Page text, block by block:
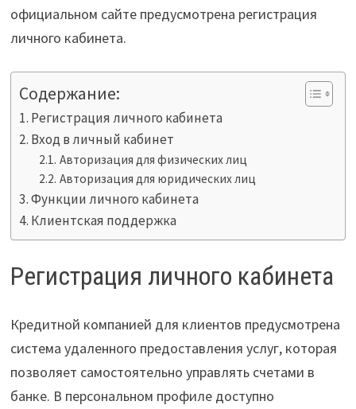
официальном сайте предусмотрена регистрация
личного кабинета.
Содержание:
Регистрация личного кабинета
Вход в личный кабинет
Авторизация для физических лиц
Авторизация для юридических лиц
Функции личного кабинета
Клиентская поддержка
Регистрация личного кабинета
Кредитной компанией для клиентов предусмотрена
система удаленного предоставления услуг, которая
позволяет самостоятельно управлять счетами в
банке. В персональном профиле доступно